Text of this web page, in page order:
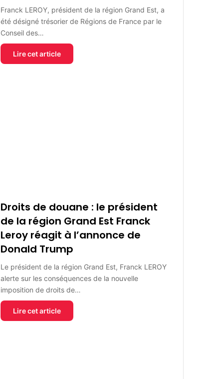
Franck LEROY, président de la région Grand Est, a
été désigné trésorier de Régions de France par le
Conseil des…
Lire cet article
Droits de douane : le président
de la région Grand Est Franck
Leroy réagit à l’annonce de
Donald Trump
Le président de la région Grand Est, Franck LEROY
alerte sur les conséquences de la nouvelle
imposition de droits de…
Lire cet article